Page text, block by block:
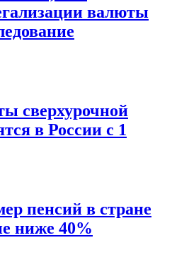
валюты
сверхурочной
в России с 1
пенсий в стране
ниже 40%